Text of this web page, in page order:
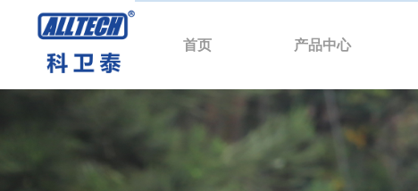
首页 产品中心